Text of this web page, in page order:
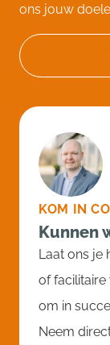
ons jouw
KOM IN
Kunnen
Laat ons je
of facilitaire
om in
Neem